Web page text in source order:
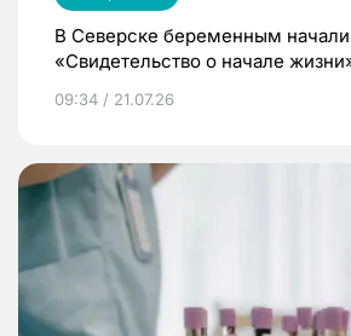
В Северске беременным начали
«Свидетельство о начале
09:34 / 21.07.26